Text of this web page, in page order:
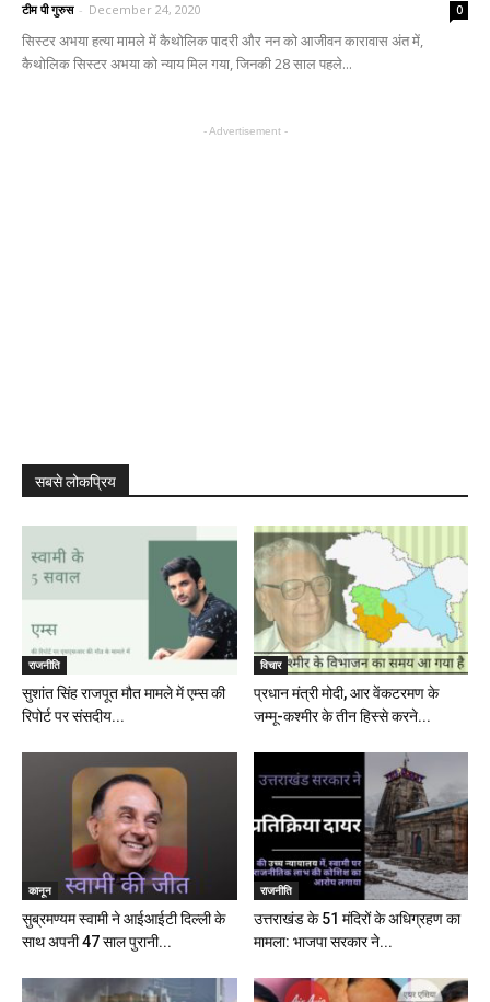
टीम पी गुरुस - December 24, 2020 0
सिस्टर अभया हत्या मामले में कैथोलिक पादरी और नन को आजीवन कारावास अंत में,
कैथोलिक सिस्टर अभया को न्याय मिल गया, जिनकी 28 साल पहले...
- Advertisement -
सबसे लोकप्रिय
राजनीति
सुशांत सिंह राजपूत मौत मामले में एम्स की
रिपोर्ट पर संसदीय...
विचार
प्रधान मंत्री मोदी, आर वेंकटरमण के
जम्मू-कश्मीर के तीन हिस्से करने...
कानून
सुब्रमण्यम स्वामी ने आईआईटी दिल्ली के
साथ अपनी 47 साल पुरानी...
राजनीति
उत्तराखंड के 51 मंदिरों के अधिग्रहण का
मामला: भाजपा सरकार ने...